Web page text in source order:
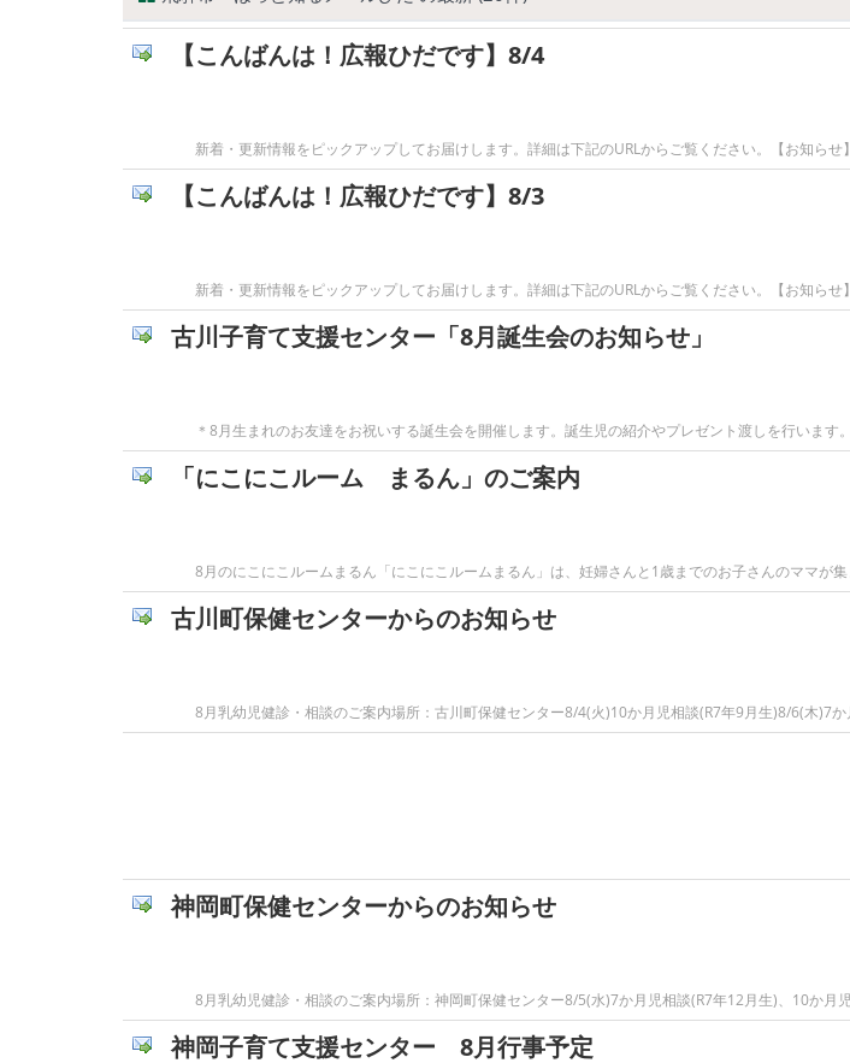
【こんばんは！広報ひだです】8/4
新着・更新情報をピックアップしてお届けします。詳細は下記のURLからご覧ください。【お知ら
【こんばんは！広報ひだです】8/3
新着・更新情報をピックアップしてお届けします。詳細は下記のURLからご覧ください。【お知ら
古川子育て支援センター「8月誕生会のお知らせ」
＊8月生まれのお友達をお祝いする誕生会を開催します。誕生児の紹介やプレゼント渡しを行いま
「にこにこルーム まるん」のご案内
8月のにこにこルームまるん「にこにこルームまるん」は、妊婦さんと1歳までのお子さんのママが
古川町保健センターからのお知らせ
8月乳幼児健診・相談のご案内場所：古川町保健センター8/4(火)10か月児相談(R7年9月生)8/6(木)7
神岡町保健センターからのお知らせ
8月乳幼児健診・相談のご案内場所：神岡町保健センター8/5(水)7か月児相談(R7年12月生)、10か月
神岡子育て支援センター 8月行事予定